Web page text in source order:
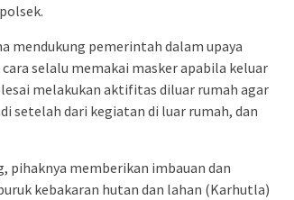
mendukung pemerintah dalam upaya
selalu memakai masker apabila keluar
melakukan aktifitas diluar rumah agar
setelah dari kegiatan di luar rumah, dan
pihaknya memberikan imbauan dan
kebakaran hutan dan lahan (Karhutla)